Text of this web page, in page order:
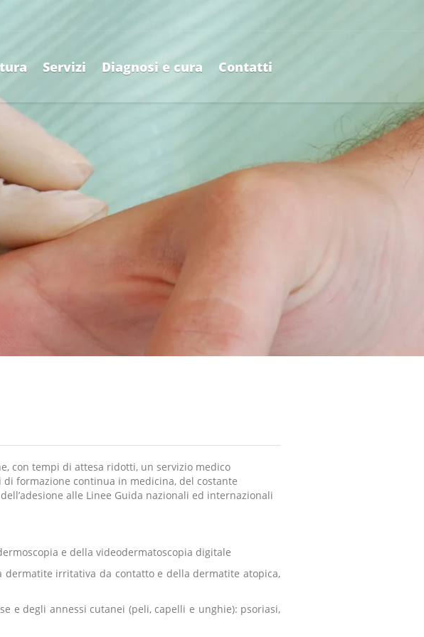
Servizi Diagnosi e cura Contatti
con tempi di attesa ridotti, un servizio medico
formazione continua in medicina, del costante
alle Linee Guida nazionali ed internazionali
e della videodermatoscopia digitale
irritativa da contatto e della dermatite atopica,
e degli annessi cutanei (peli, capelli e unghie): psoriasi,